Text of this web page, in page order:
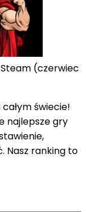
Steam (czerwiec
świecie!
najlepsze gry
Nasz ranking to